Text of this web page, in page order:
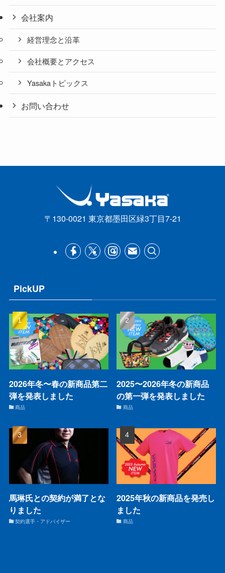
会社案内
経営理念と沿革
会社概要とアクセス
Yasakaトピックス
お問い合わせ
〒130-0021 東京都墨田区緑3丁目7-21
PickUP
2026年冬〜春の新商品第二
弾を発表しました
商品
2025〜2026年冬の新商品
の第一弾を発表しました
商品
馬琳氏との契約が満了とな
りました
契約選手・アドバイザー
2025年秋の新商品を発売し
ました
商品